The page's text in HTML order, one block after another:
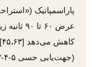
پاراسمپاتیک
عرض ۶۰